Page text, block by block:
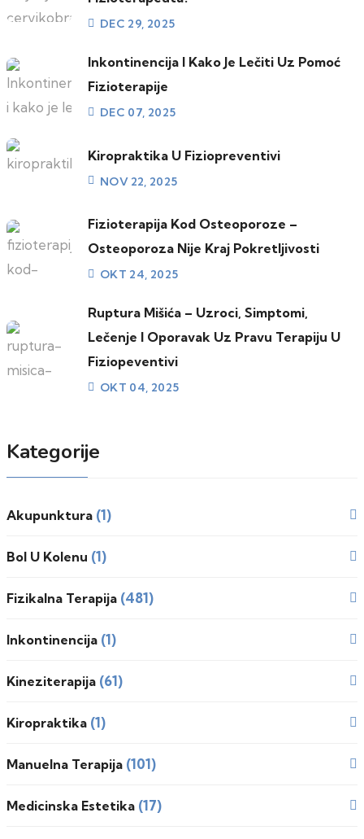
DEC 29, 2025
Inkontinencija I Kako Je Lečiti Uz Pomoć
Fizioterapije
DEC 07, 2025
Kiropraktika U Fiziopreventivi
NOV 22, 2025
Fizioterapija Kod Osteoporoze –
Osteoporoza Nije Kraj Pokretljivosti
OKT 24, 2025
Ruptura Mišića – Uzroci, Simptomi,
Lečenje I Oporavak Uz Pravu Terapiju U
Fiziopeventivi
OKT 04, 2025
Kategorije
Akupunktura (1)
Bol U Kolenu (1)
Fizikalna Terapija (481)
Inkontinencija (1)
Kineziterapija (61)
Kiropraktika (1)
Manuelna Terapija (101)
Medicinska Estetika (17)